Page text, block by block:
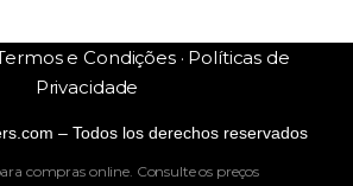
e Condições · Políticas de
Privacidade
– Todos los derechos reservados
compras online. Consulte os preços